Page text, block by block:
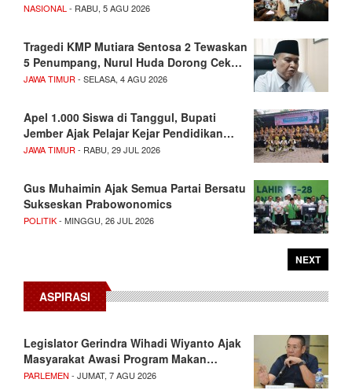
NASIONAL - RABU, 5 AGU 2026
Tragedi KMP Mutiara Sentosa 2 Tewaskan
5 Penumpang, Nurul Huda Dorong Cek…
JAWA TIMUR - SELASA, 4 AGU 2026
Apel 1.000 Siswa di Tanggul, Bupati
Jember Ajak Pelajar Kejar Pendidikan…
JAWA TIMUR - RABU, 29 JUL 2026
Gus Muhaimin Ajak Semua Partai Bersatu
Sukseskan Prabowonomics
POLITIK- MINGGU, 26 JUL 2026
NEXT
ASPIRASI
Legislator Gerindra Wihadi Wiyanto Ajak
Masyarakat Awasi Program Makan…
PARLEMEN - JUMAT, 7 AGU 2026